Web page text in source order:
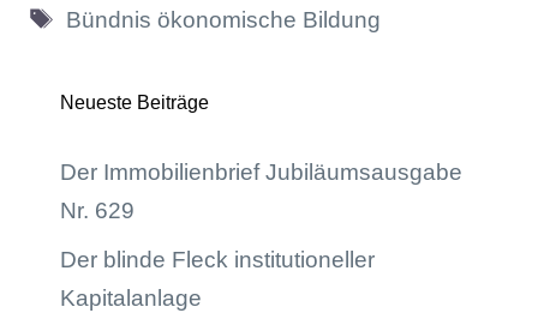
Schlagwörter
Bündnis ökonomische Bildung
Neueste Beiträge
Der Immobilienbrief Jubiläumsausgabe
Nr. 629
Der blinde Fleck institutioneller
Kapitalanlage